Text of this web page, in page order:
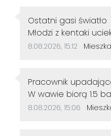
Autor komentarza:
Ostatni gasi światło
Treść komentarza:
Młodzi z kentaki
otwierają alejki nic
Data dodania
8.08.2026, 15:12 Źródło
Mieszkańcy mogą
Autor komentarza:
Pracownik
Treść komentarza:
W wawie biorą 1.5
u nas ile
Data dodania
8.08.2026, 15:06 Mieszkańcy mogą